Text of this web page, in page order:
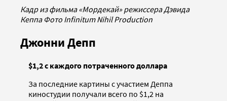
Кадр из фильма «Мордекай» режиссера Дэвида
Кеппа Фото Infinitum Nihil Production
Джонни Депп
$1,2 с каждого потраченного доллара
За последние картины с участием Деппа
киностудии получали всего по $1,2 на